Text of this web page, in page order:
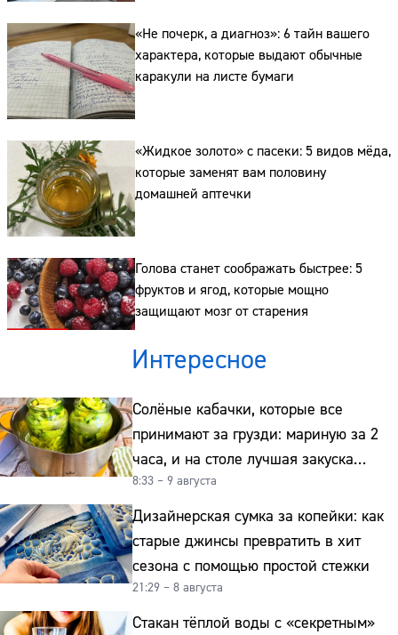
«Не почерк, а диагноз»: 6 тайн вашего
характера, которые выдают обычные
каракули на листе бумаги
«Жидкое золото» с пасеки: 5 видов мёда,
которые заменят вам половину
домашней аптечки
Голова станет соображать быстрее: 5
фруктов и ягод, которые мощно
защищают мозг от старения
Интересное
Солёные кабачки, которые все
принимают за грузди: мариную за 2
часа, и на столе лучшая закуска
к картошке
8:33 – 9 августа
Дизайнерская сумка за копейки: как
старые джинсы превратить в хит
сезона с помощью простой стежки
21:29 – 8 августа
Стакан тёплой воды с «секретным»
Телефон: